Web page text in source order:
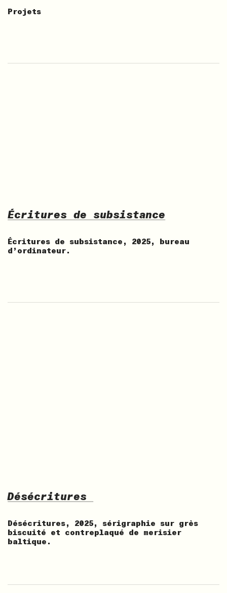
Projets
Écritures de subsistance
Écritures de subsistance, 2025, bureau
d’ordinateur.
Désécritures
Désécritures, 2025, sérigraphie sur grès
biscuité et contreplaqué de merisier
baltique.